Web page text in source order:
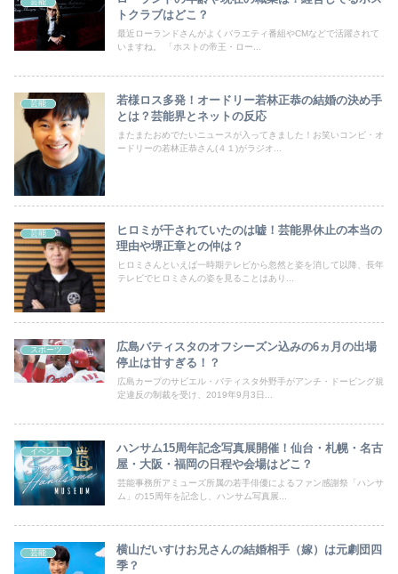
トクラブはどこ？
最近ローランドさんがよくバラエティ番組やCMなどで活躍されて
いますね。 「ホストの帝王・ロー...
芸能
若様ロス多発！オードリー若林正恭の結婚の決め手
とは？芸能界とネットの反応
またまたおめでたいニュースが入ってきました！お笑いコンビ・オ
ードリーの若林正恭さん(４１)がラジオ...
芸能
ヒロミが干されていたのは嘘！芸能界休止の本当の
理由や堺正章との仲は？
ヒロミさんといえば一時期テレビから忽然と姿を消して以降、長年
テレビでヒロミさんの姿を見ることはあり...
スポーツ
広島バティスタのオフシーズン込みの6ヵ月の出場
停止は甘すぎる！？
広島カープのサビエル・バティスタ外野手がアンチ・ドーピング規
定違反の制裁を受け、2019年9月3日...
イベント
ハンサム15周年記念写真展開催！仙台・札幌・名古
屋・大阪・福岡の日程や会場はどこ？
芸能事務所アミューズ所属の若手俳優によるファン感謝祭「ハンサ
ム」の15周年を記念し、ハンサム写真展...
芸能
横山だいすけお兄さんの結婚相手（嫁）は元劇団四
季？